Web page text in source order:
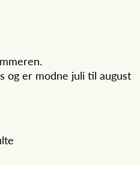
og er modne juli til august